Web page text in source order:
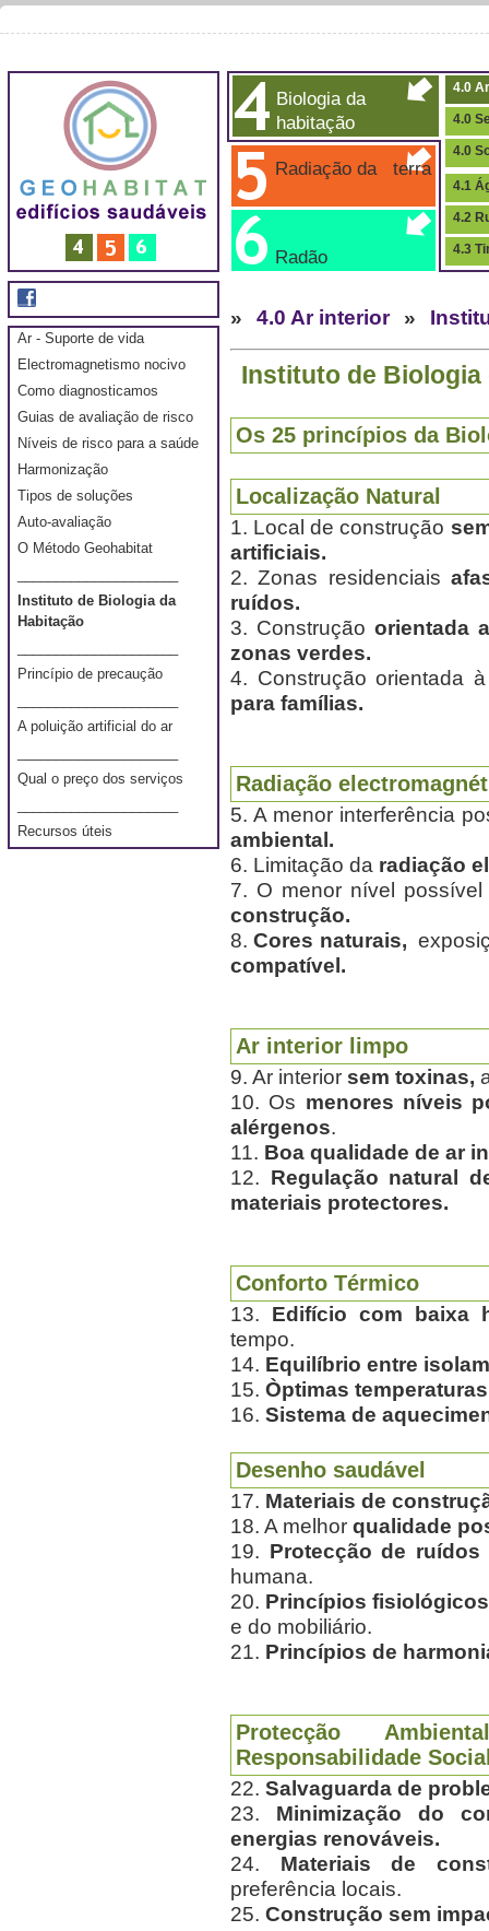
Biologia da
habitação
Radiação da terra
Radão
4.0
4.0
4.0
4.1
4.2
4.3
Ar - Suporte de vida
Electromagnetismo nocivo
Como diagnosticamos
Guias de avaliação de risco
Níveis de risco para a saúde
Harmonização
Tipos de soluções
Auto-avaliação
O Método Geohabitat
Instituto de Biologia da
Habitação
Princípio de precaução
A poluição artificial do ar
Qual o preço dos serviços
Recursos úteis
» 4.0 Ar interior »
Instituto de Biologia
Os 25 princípios da
Localização Natural
1. Local de construção
artificiais.
2. Zonas residenciais
ruídos.
3. Construçãoorientada
zonas verdes.
4. Construção orientada
para famílias.
Radiação
5. A menor interferência
ambiental.
6. Limitação da radiação
7. O menor nível
construção.
8.Cores naturais,
compatível.
Ar interior limpo
9. Ar interior sem toxinas,
10. Os menores níveis
alérgenos.
11. Boa qualidade de ar
12. Regulação natural
materiais protectores.
Conforto Térmico
13. Edifício com baixa
tempo.
14. Equilíbrio entre
15. Òptimas
16. Sistema de
Desenho saudável
17. Materiais de
18. A melhor qualidade
19. Protecção de
humana.
20. Princípios
e do mobiliário.
21. Princípios de
Protecção
Responsabilidade
22. Salvaguarda de
23. Minimização do
energias renováveis.
24. Materiais de
preferência locais.
25. Construção sem